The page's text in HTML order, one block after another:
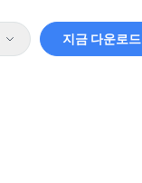
지금 다운로드